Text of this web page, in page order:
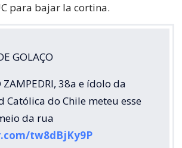
para bajar la cortina.
GOLAÇO
ZAMPEDRI, 38a e ídolo da
Católica do Chile meteu esse
da rua
tw8dBjKy9P